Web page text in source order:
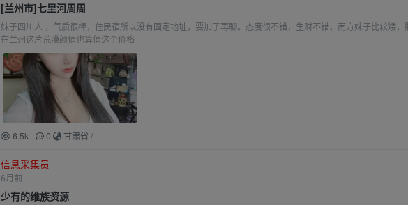
[兰州市]七里河周周
妹子四川人 ，气质很棒，住民宿所以没有固定地址，要加了再聊。态度很不错，生财不错，南方妹子比较矮，
在兰州这片荒漠颜值也算值这个价格
6.5k 0 甘肃省/
信息采集员
6月前
少有的维族资源